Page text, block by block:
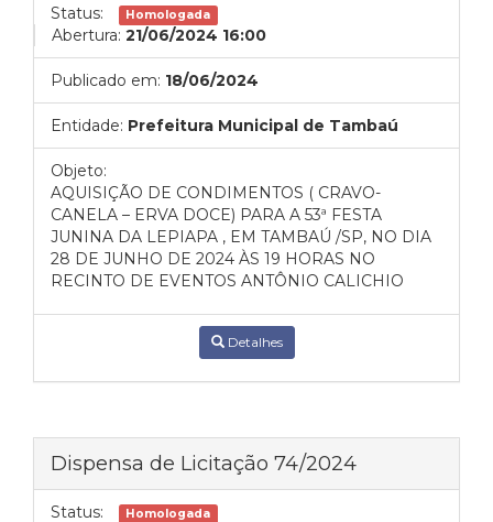
Status: Homologada
Abertura: 21/06/2024 16:00
Publicado em: 18/06/2024
Entidade: Prefeitura Municipal de Tambaú
Objeto:
AQUISIÇÃO DE CONDIMENTOS ( CRAVO-
CANELA – ERVA DOCE) PARA A 53ª FESTA
JUNINA DA LEPIAPA , EM TAMBAÚ /SP, NO DIA
28 DE JUNHO DE 2024 ÀS 19 HORAS NO
RECINTO DE EVENTOS ANTÔNIO CALICHIO
Detalhes
Dispensa de Licitação 74/2024
Status: Homologada